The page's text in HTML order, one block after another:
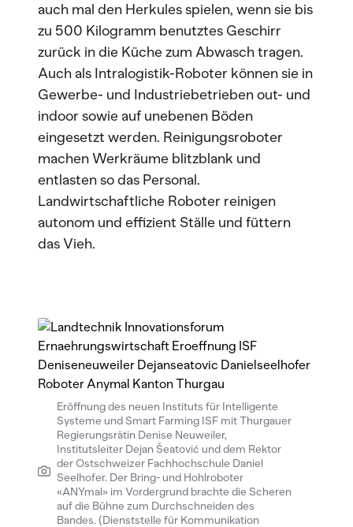
auch mal den Herkules spielen, wenn sie bis
zu 500 Kilogramm benutztes Geschirr
zurück in die Küche zum Abwasch tragen.
Auch als Intralogistik-Roboter können sie in
Gewerbe- und Industriebetrieben out- und
indoor sowie auf unebenen Böden
eingesetzt werden. Reinigungsroboter
machen Werkräume blitzblank und
entlasten so das Personal.
Landwirtschaftliche Roboter reinigen
autonom und effizient Ställe und füttern
das Vieh.
Eröffnung des neuen Instituts für Intelligente
Systeme und Smart Farming ISF mit Thurgauer
Regierungsrätin Denise Neuweiler,
Institutsleiter Dejan Šeatović und dem Rektor
der Ostschweizer Fachhochschule Daniel
Seelhofer. Der Bring- und Hohlroboter
«ANYmal» im Vordergrund brachte die Scheren
auf die Bühne zum Durchschneiden des
Bandes. (Dienststelle für Kommunikation